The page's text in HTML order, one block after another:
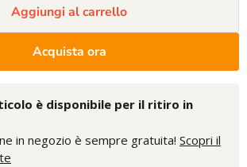
Aggiungi al carrello
Acquista ora
è disponibile per il ritiro in
in negozio è sempre gratuita! Scopri il